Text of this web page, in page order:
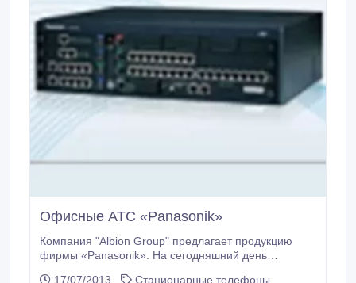
Офисные АТС «Panasonik»
Компания "Albion Group" предлагает продукцию
фирмы «Panasonik». На сегодняшний день
17/07/2013
Стационарные телефоны